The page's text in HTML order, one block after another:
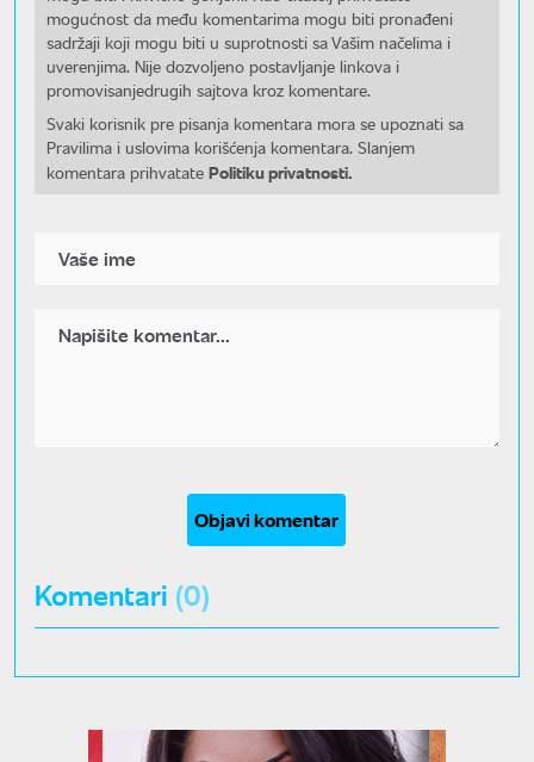
mogućnost da među komentarima mogu biti pronađeni
sadržaji koji mogu biti u suprotnosti sa Vašim načelima i
uverenjima. Nije dozvoljeno postavljanje linkova i
promovisanjedrugih sajtova kroz komentare.
Svaki korisnik pre pisanja komentara mora se upoznati sa
Pravilima i uslovima korišćenja komentara. Slanjem
komentara prihvatate Politiku privatnosti.
Objavi komentar
Komentari (0)